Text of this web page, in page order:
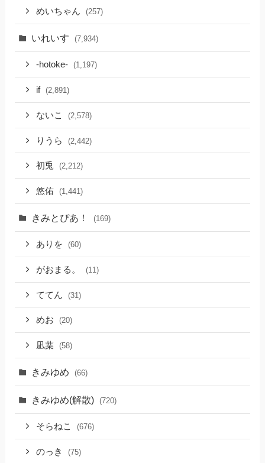
めいちゃん (257)
いれいす (7,934)
-hotoke- (1,197)
if (2,891)
ないこ (2,578)
りうら (2,442)
初兎 (2,212)
悠佑 (1,441)
きみとぴあ！ (169)
ありを (60)
がおまる。 (11)
ててん (31)
めお (20)
凪葉 (58)
きみゆめ (66)
きみゆめ(解散) (720)
そらねこ (676)
のっき (75)